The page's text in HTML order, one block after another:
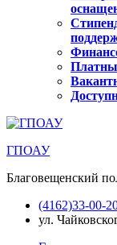
ГПОАУ
Благовещенский
(4162)33-00-
ул.